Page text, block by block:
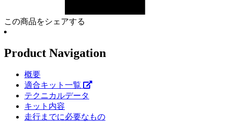
この商品をシェアする
Product Navigation
概要
適合キット一覧
テクニカルデータ
キット内容
走行までに必要なもの